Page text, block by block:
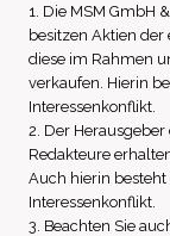
1. Die MSM GmbH
besitzen Aktien
diese im Rahmen
verkaufen. Hierin
Interessenkonflikt.
2. Der
Redakteure
Auch hierin
Interessenkonflikt.
3. Beachten Sie